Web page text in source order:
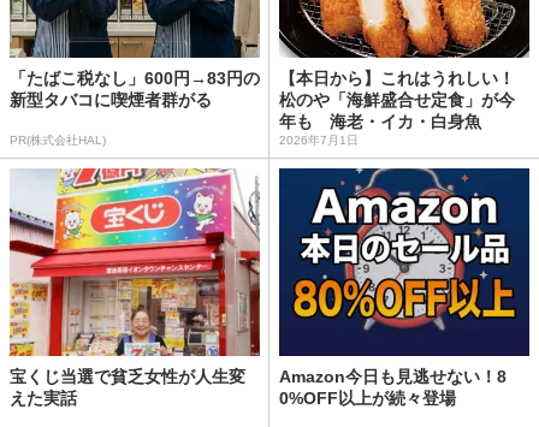
「たばこ税なし」600円→83円の
新型タバコに喫煙者群がる
PR(株式会社HAL)
【本日から】これはうれしい！
松のや「海鮮盛合せ定食」が今
年も 海老・イカ・白身魚
2026年7月1日
宝くじ当選で貧乏女性が人生変
えた実話
Amazon今日も見逃せない！8
0%OFF以上が続々登場